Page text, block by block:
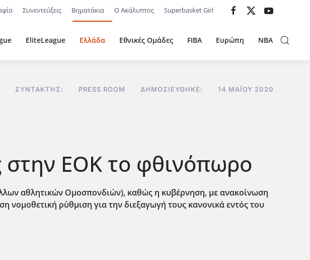
Συνεντεύξεις Βηματάκια Ο Ακάλυπτος Superbasket Girl
EliteLeague Ελλάδα Εθνικές Ομάδες FIBA Ευρώπη NBA
ΣΥΝΤΆΚΤΗΣ: PRESS ROOM ΔΗΜΟΣΙΕΎΘΗΚΕ: 14 ΜΑΪ́ΟΥ 2020
στην ΕΟΚ το φθινόπωρο
αθλητικών Ομοσπονδιών), καθώς η κυβέρνηση, με ανακοίνωση
ρύθμιση για την διεξαγωγή τους κανονικά εντός του